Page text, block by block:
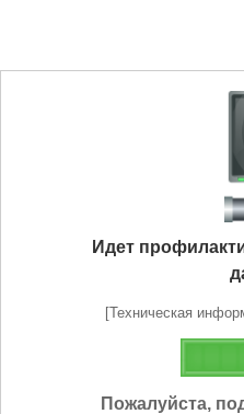
Идет
[Техническая
Пожалуйста,